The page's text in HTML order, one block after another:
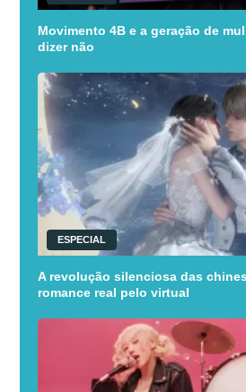
Movimento 4B e a geração de
dizer não
ESPECIAL
A revolução silenciosa das
romance real pelo virtual